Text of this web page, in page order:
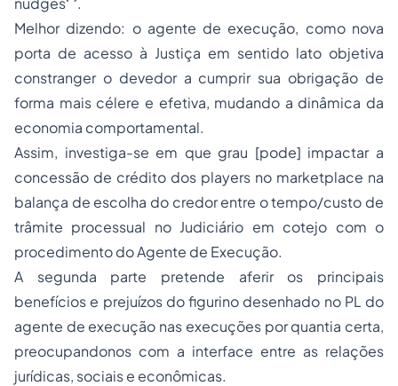
Melhor dizendo: o agente de execução, como nova
porta de acesso à Justiça em sentido lato objetiva
constranger o devedor a cumprir sua obrigação de
forma mais célere e efetiva, mudando a dinâmica da
economia comportamental.
Assim, investiga-se em que grau [pode] impactar a
concessão de crédito dos players no marketplace na
balança de escolha do credor entre o tempo/custo de
trâmite processual no Judiciário em cotejo com o
procedimento do Agente de Execução.
A segunda parte pretende aferir os principais
benefícios e prejuízos do figurino desenhado no PL do
agente de execução nas execuções por quantia certa,
preocupandonos com a interface entre as relações
jurídicas, sociais e econômicas.